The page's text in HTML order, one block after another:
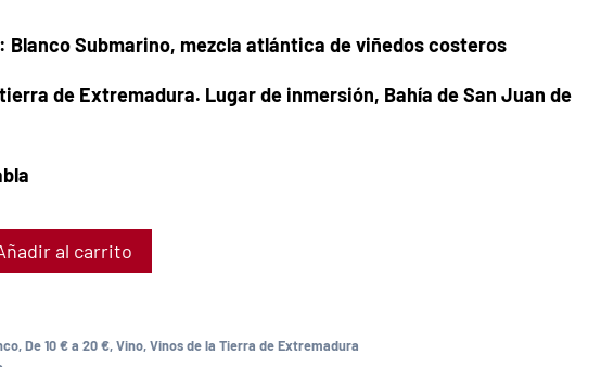
Blanco Submarino, mezcla atlántica de viñedos costeros
de Extremadura. Lugar de inmersión, Bahía de San Juan de
al carrito
,De 10 € a 20 €,Vino,Vinos de la Tierra de Extremadura